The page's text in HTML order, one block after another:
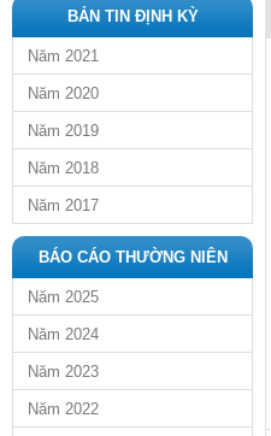
BẢN TIN ĐỊNH KỲ
Năm 2021
Năm 2020
Năm 2019
Năm 2018
Năm 2017
BÁO CÁO THƯỜNG NIÊN
Năm 2025
Năm 2024
Năm 2023
Năm 2022